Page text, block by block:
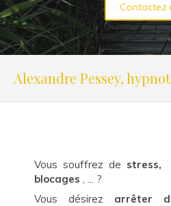
Contactez
Alexandre Pessey,
Vous souffrez de stress,
blocages , ... ?
Vous désirez arrêter